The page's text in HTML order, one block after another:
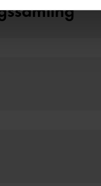
återkalla ditt